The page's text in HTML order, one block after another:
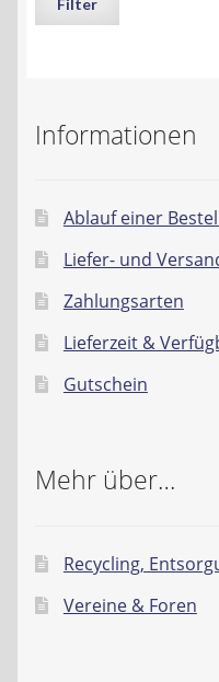
Informationen
Ablauf einer
Liefer- und
Zahlungsarten
Lieferzeit &
Gutschein
Mehr über…
Recycling,
Vereine & Foren